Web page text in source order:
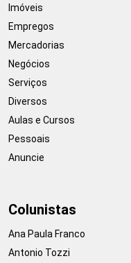
Imóveis
Empregos
Mercadorias
Negócios
Serviços
Diversos
Aulas e Cursos
Pessoais
Anuncie
Colunistas
Ana Paula Franco
Antonio Tozzi